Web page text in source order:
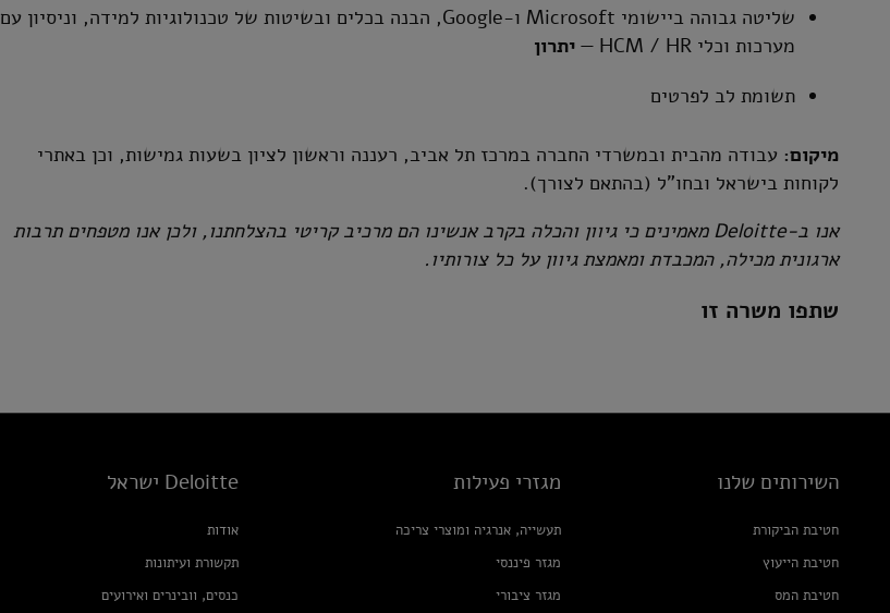
שליטה גבוהה ביישומי Microsoft ו-Google, הבנה בכלים ובשיטות של טכנולוגיות למידה, וניסיון עם
מערכות וכלי HCM / HR —
יתרון
תשומת לב לפרטים
מיקום: עבודה מהבית ובמשרדי החברה במרכז תל אביב, רעננה וראשון לציון בשעות גמישות, וכן באתרי
לקוחות בישראל ובחו"ל (בהתאם לצורך).
אנו ב-Deloitte מאמינים כי גיוון והכלה בקרב אנשינו הם מרכיב קריטי בהצלחתנו, ולכן אנו מטפחים תרבות
ארגונית מכילה, המכבדת ומאמצת גיוון על כל צורותיו.
שתפו משרה זו
השירותים שלנו
חטיבת הביקורת
חטיבת הייעוץ
חטיבת המס
מגזרי פעילות
תעשייה, אנרגיה ומוצרי צריכה
מגזר פיננסי
מגזר ציבורי
Deloitte ישראל
אודות
תקשורת ועיתונות
כנסים, וובינרים ואירועים